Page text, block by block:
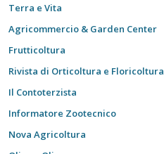
Terra e Vita
Agricommercio & Garden Center
Frutticoltura
Rivista di Orticoltura e Floricoltura
Il Contoterzista
Informatore Zootecnico
Nova Agricoltura